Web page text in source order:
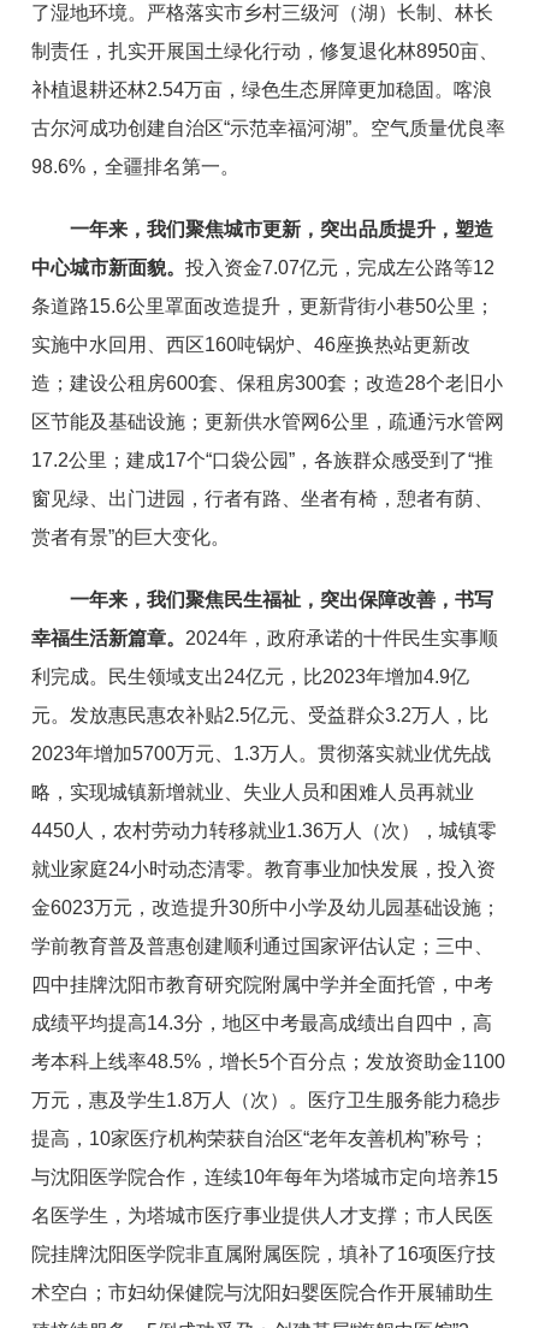
了湿地环境。严格落实市乡村三级河（湖）长制、林长
制责任 ，扎实开展国土绿化行动，修复退化林8950亩、
补植退耕还林2.54万亩，绿色生态屏障更加稳固。 喀浪
古尔河成功创建自治区“示范幸福河湖”。 空气质量优良率
98.6%，全疆排名第一。
一年来，我们聚焦城市更新，突出品质提升，塑造
中心城市新面貌。投入资金7.07亿元， 完成左公路等12
条道路15.6公里罩面改造提升，更新背街小巷50公里 ；
实施中水回用、西区160吨锅炉、46座换热站更新改
造 ；建设公租房600套、保租房300套 ；改造28个老旧小
区节能及基础设施 ；更新供水管网6公里， 疏通污水管网
17.2公里 ；建成17个“口袋公园” ，各族群众感受到了“推
窗见绿
出门进园，行者有路 、坐者有椅，憩者有荫
赏者有景”的巨大变化。
一年来，我们聚焦民生福祉，突出保障改善，书写
幸福生活新篇章。 2024年，政府承诺的十件民生实事顺
利完成。民生领域支出24亿元，比2023年增加4.9亿
元。发放惠民惠农补贴2.5亿元、受益群众3.2万人，比
2023年增加5700万元、1.3万人。贯彻落实就业优先战
略， 实现城镇新增就业 失业人员和困难人员再就业
4450人
，农村劳动力转移就业1.36万人（次），城镇零
就业家庭24小时动态清零。教育事业加快发展，投 入资
金6023万元，改造提升30所中小学及幼 儿园基础设施 ；
学前教育普及普惠创建顺利通过国家评估认定 ； 三中、
四中挂牌沈阳市教育研究院附属中学并全面托管，中考
成绩平均提高14.3分，地区中考最高成绩出自四中，高
考本科上线率48.5% ，增长5个百分点； 发放资助金1100
万元，惠及学生1.8万人（次）。
医疗卫生服务能力稳步
提高 ， 10家医疗机构荣获自治区“老年友善机构”称号 ；
与沈阳医学院合作，连续10年每年为塔城市定向培养15
名 医学生，为塔城市医疗事业提供人才支撑；市人民医
院挂牌沈阳医学院非直属附属医院，填补了16项医疗技
术空白；市妇幼保健院与沈阳妇婴医院合作开展辅助生